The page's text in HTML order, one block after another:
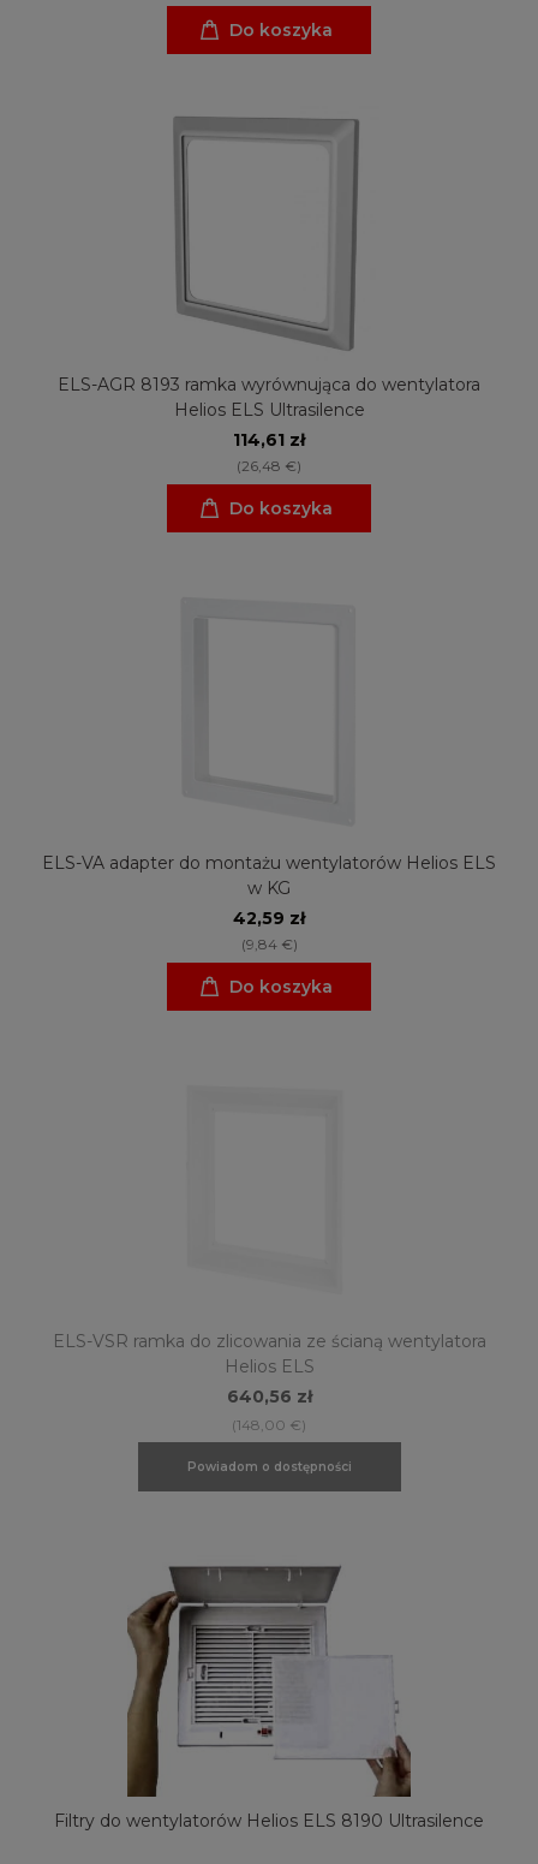
Do koszyka
ELS-AGR 8193 ramka wyrównująca do wentylatora
Helios ELS Ultrasilence
114,61 zł
(26,48 €)
Do koszyka
ELS-VA adapter do montażu wentylatorów Helios ELS
w KG
42,59 zł
(9,84 €)
Do koszyka
ELS-VSR ramka do zlicowania ze ścianą wentylatora
Helios ELS
640,56 zł
(148,00 €)
Powiadom o dostępności
Filtry do wentylatorów Helios ELS 8190 Ultrasilence